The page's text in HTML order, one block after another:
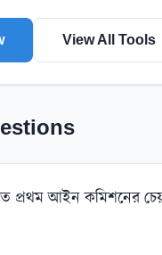
View All Tools
প্রথম আইন কমিশনের